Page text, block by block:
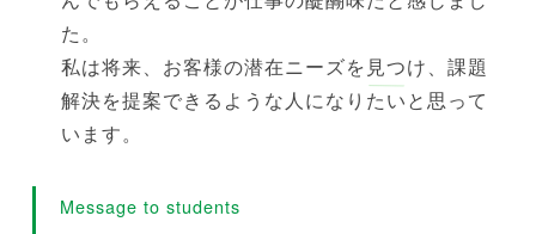
た。
私は将来、お客様の潜在ニーズを見つけ、課題
解決を提案できるような人になりたいと思って
います。
Message to students